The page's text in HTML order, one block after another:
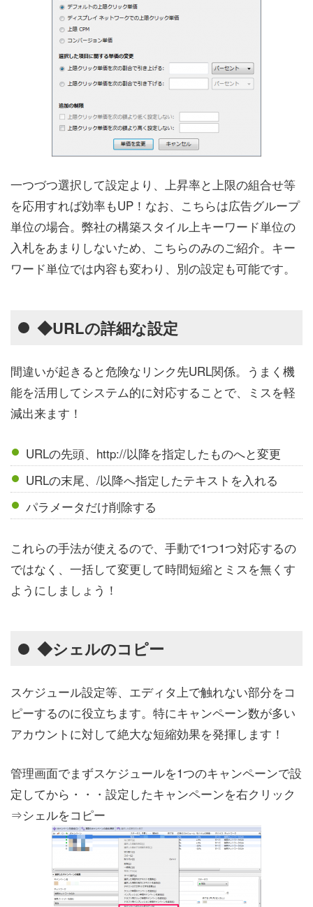
一つづつ選択して設定より、上昇率と上限の組合せ等
を応用すれば効率もUP！なお、こちらは広告グループ
単位の場合。弊社の構築スタイル上キーワード単位の
入札をあまりしないため、こちらのみのご紹介。キー
ワード単位では内容も変わり、別の設定も可能です。
◆URLの詳細な設定
間違いが起きると危険なリンク先URL関係。うまく機
能を活用してシステム的に対応することで、ミスを軽
減出来ます！
URLの先頭、http://以降を指定したものへと変更
URLの末尾、/以降へ指定したテキストを入れる
パラメータだけ削除する
これらの手法が使えるので、手動で1つ1つ対応するの
ではなく、一括して変更して時間短縮とミスを無くす
ようにしましょう！
◆シェルのコピー
スケジュール設定等、エディタ上で触れない部分をコ
ピーするのに役立ちます。特にキャンペーン数が多い
アカウントに対して絶大な短縮効果を発揮します！
管理画面でまずスケジュールを1つのキャンペーンで設
定してから・・・設定したキャンペーンを右クリック
⇒シェルをコピー